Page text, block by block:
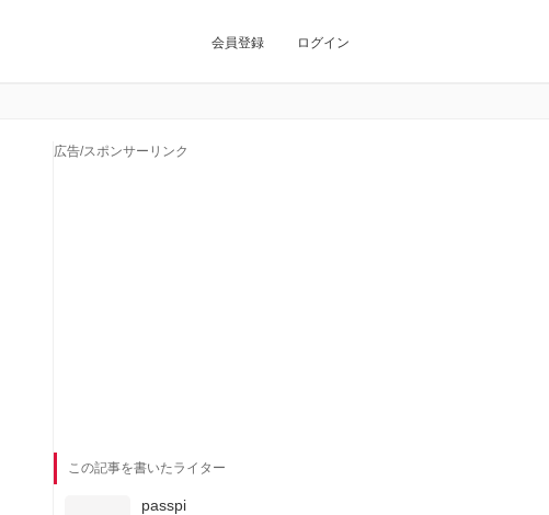
会員登録 ログイン
広告/スポンサーリンク
この記事を書いたライター
passpi